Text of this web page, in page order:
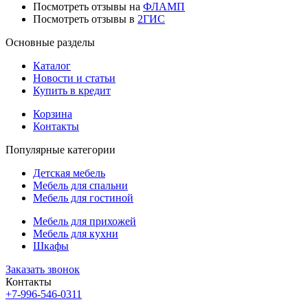
Посмотреть отзывы на ФЛАМП
Посмотреть отзывы в 2ГИС
Основные разделы
Каталог
Новости и статьи
Купить в кредит
Корзина
Контакты
Популярные категории
Детская мебель
Мебель для спальни
Мебель для гостиной
Мебель для прихожей
Мебель для кухни
Шкафы
Заказать звонок
Контакты
+7-996-546-0311